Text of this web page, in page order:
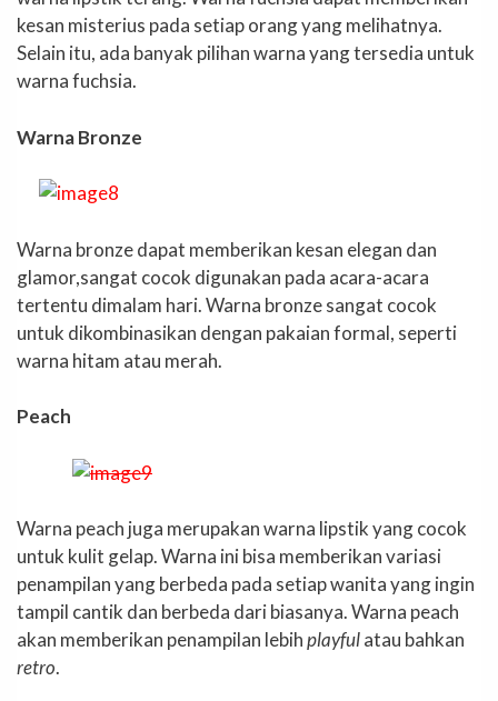
kesan misterius pada setiap orang yang melihatnya.
Selain itu, ada banyak pilihan warna yang tersedia untuk
warna fuchsia.
Warna Bronze
Warna bronze dapat memberikan kesan elegan dan
glamor,sangat cocok digunakan pada acara-acara
tertentu dimalam hari. Warna bronze sangat cocok
untuk dikombinasikan dengan pakaian formal, seperti
warna hitam atau merah.
Peach
Warna peach juga merupakan warna lipstik yang cocok
untuk kulit gelap. Warna ini bisa memberikan variasi
penampilan yang berbeda pada setiap wanita yang ingin
tampil cantik dan berbeda dari biasanya. Warna peach
akan memberikan penampilan lebihplayfulatau bahkan
retro.